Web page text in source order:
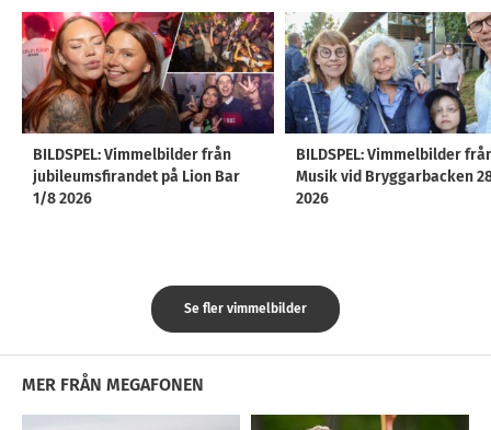
BILDSPEL: Vimmelbilder från
jubileumsfirandet på Lion Bar
1/8 2026
BILDSPEL: Vimmelbilder
Musik vid Bryggarbacken
2026
Se fler vimmelbilder
MER FRÅN MEGAFONEN